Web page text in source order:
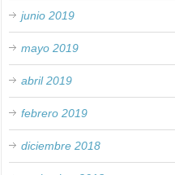
junio 2019
mayo 2019
abril 2019
febrero 2019
diciembre 2018